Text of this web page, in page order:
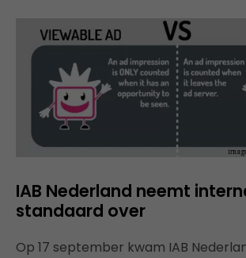
IAB Nederland neemt
standaard over
Op 17 september kwam IAB